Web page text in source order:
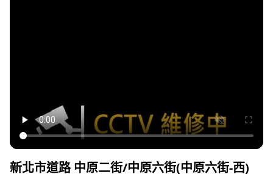
新北市道路 中原二街/中原六街(中原六街-西)